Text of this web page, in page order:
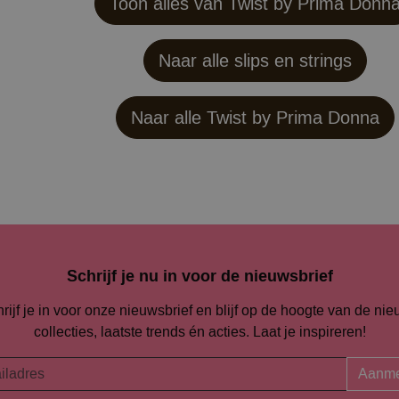
Naar alle slips en strings
Naar alle Twist by Prima Donna
Schrijf je nu in voor de nieuwsbrief
je in voor onze nieuwsbrief en blijf op de hoogte van de
collecties, laatste trends én acties. Laat je inspireren!